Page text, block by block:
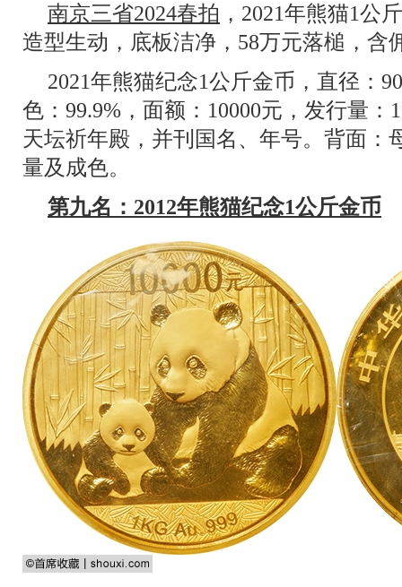
南京三省2024春拍 ，2021年熊猫1公
造型生动，底板洁净，58万元落槌，含
2021年熊猫纪念1公斤金币，直径：
色：99.9%，面额：10000元，发行量
天坛祈年殿，并刊国名、年号。背面：
量及成色。
第九名：2012年熊猫纪念1公斤金币